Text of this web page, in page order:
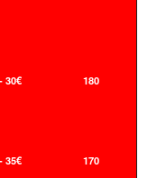
30€ 180
35€ 170